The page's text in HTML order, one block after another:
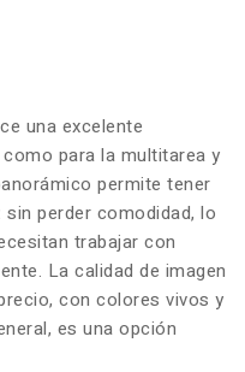
una excelente
para la multitarea y
permite tener
perder comodidad, lo
trabajar con
La calidad de imagen
con colores vivos y
es una opción